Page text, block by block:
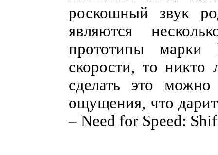
роскошный звук
являются
прототипы марки
скорости, то
сделать это
ощущения, что
– Need for Speed: